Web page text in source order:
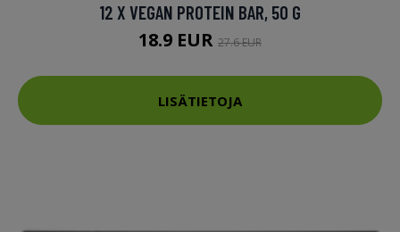
12 X VEGAN PROTEIN BAR, 50 G
18.9 EUR 27.6 EUR
LISÄTIETOJA